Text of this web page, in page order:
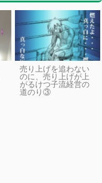
売り上げを追わない
のに、売り上げが上
がるけつ子流経営の
道のり③